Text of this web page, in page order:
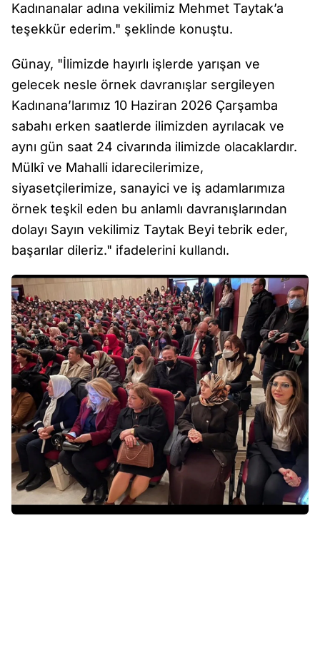
Kadınanalar adına vekilimiz Mehmet Taytak’a
teşekkür ederim." şeklinde konuştu.
Günay, "İlimizde hayırlı işlerde yarışan ve
gelecek nesle örnek davranışlar sergileyen
Kadınana’larımız 10 Haziran 2026 Çarşamba
sabahı erken saatlerde ilimizden ayrılacak ve
aynı gün saat 24 civarında ilimizde olacaklardır.
Mülkî ve Mahalli idarecilerimize,
siyasetçilerimize, sanayici ve iş adamlarımıza
örnek teşkil eden bu anlamlı davranışlarından
dolayı Sayın vekilimiz Taytak Beyi tebrik eder,
başarılar dileriz." ifadelerini kullandı.